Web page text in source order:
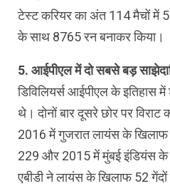
टेस्ट करियर का अंत 114 मैचों
के साथ 8765 रन बनाकर किया।
5. आईपीएल में दो सबसे बड़
डिविलियर्स आईपीएल के इतिहास में
थे। दोनों बार दूसरे छोर पर
2016 में गुजरात लायंस के
229 और 2015 में मुंबई इंडियंस
एबीडी ने लायंस के खिलाफ 52 गेंदों